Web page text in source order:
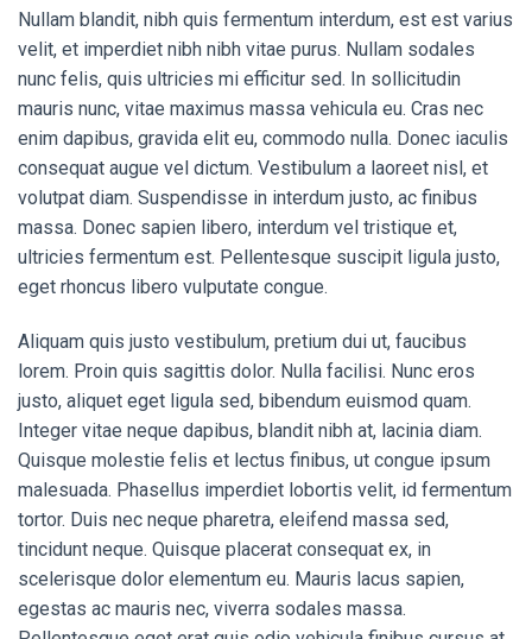
Nullam blandit, nibh quis fermentum interdum, est est varius
velit, et imperdiet nibh nibh vitae purus. Nullam sodales
nunc felis, quis ultricies mi efficitur sed. In sollicitudin
mauris nunc, vitae maximus massa vehicula eu. Cras nec
enim dapibus, gravida elit eu, commodo nulla. Donec iaculis
consequat augue vel dictum. Vestibulum a laoreet nisl, et
volutpat diam. Suspendisse in interdum justo, ac finibus
massa. Donec sapien libero, interdum vel tristique et,
ultricies fermentum est. Pellentesque suscipit ligula justo,
eget rhoncus libero vulputate congue.
Aliquam quis justo vestibulum, pretium dui ut, faucibus
lorem. Proin quis sagittis dolor. Nulla facilisi. Nunc eros
justo, aliquet eget ligula sed, bibendum euismod quam.
Integer vitae neque dapibus, blandit nibh at, lacinia diam.
Quisque molestie felis et lectus finibus, ut congue ipsum
malesuada. Phasellus imperdiet lobortis velit, id fermentum
tortor. Duis nec neque pharetra, eleifend massa sed,
tincidunt neque. Quisque placerat consequat ex, in
scelerisque dolor elementum eu. Mauris lacus sapien,
egestas ac mauris nec, viverra sodales massa.